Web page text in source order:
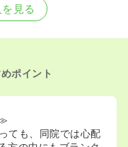
見る
ポイント
ても、同院では心配